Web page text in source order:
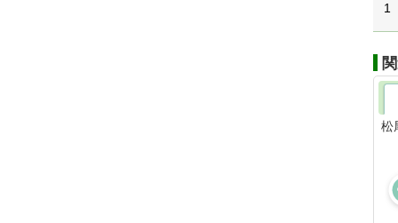
1
松